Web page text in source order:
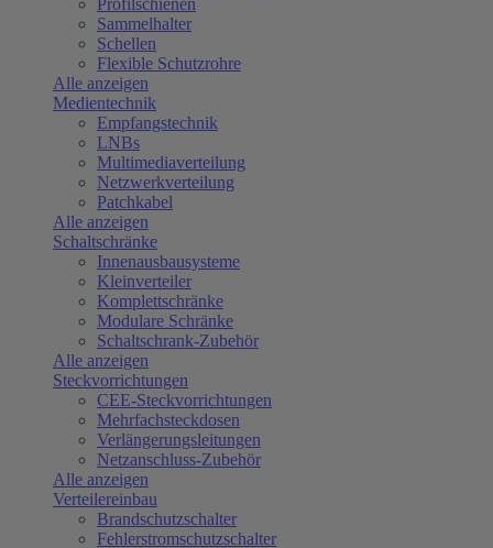
Profilschienen
Sammelhalter
Schellen
Flexible Schutzrohre
Alle anzeigen
Medientechnik
Empfangstechnik
LNBs
Multimediaverteilung
Netzwerkverteilung
Patchkabel
Alle anzeigen
Schaltschränke
Innenausbausysteme
Kleinverteiler
Komplettschränke
Modulare Schränke
Schaltschrank-Zubehör
Alle anzeigen
Steckvorrichtungen
CEE-Steckvorrichtungen
Mehrfachsteckdosen
Verlängerungsleitungen
Netzanschluss-Zubehör
Alle anzeigen
Verteilereinbau
Brandschutzschalter
Fehlerstromschutzschalter